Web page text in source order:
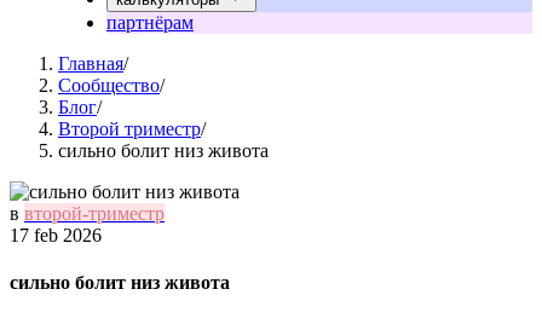
партнёрам
Главная/
Сообщество/
Блог/
Второй триместр/
сильно болит низ живота
в второй-триместр
17 feb 2026
сильно болит низ живота